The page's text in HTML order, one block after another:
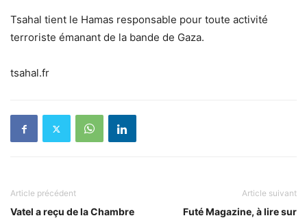
Tsahal tient le Hamas responsable pour toute activité
terroriste émanant de la bande de Gaza.
tsahal.fr
Article précédent
Vatel a reçu de la Chambre
Article suivant
Futé Magazine, à lire sur